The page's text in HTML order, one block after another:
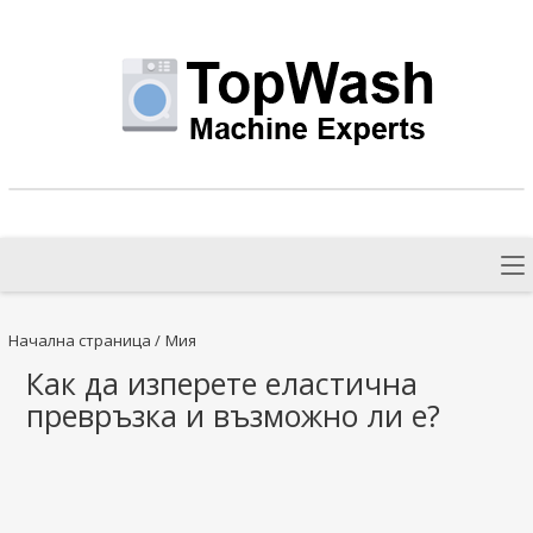
Начална страница / Мия
Как да изперете еластична
превръзка и възможно ли е?